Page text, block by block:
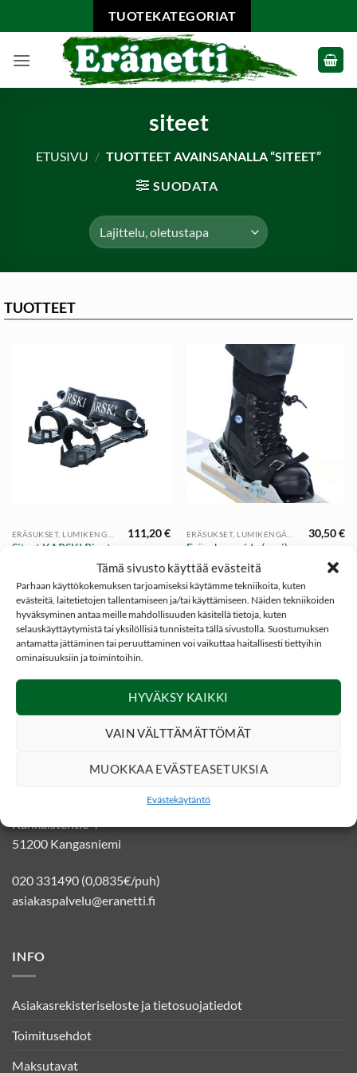
Tämä sivusto käyttää evästeitä
Parhaan käyttökokemuksen tarjoamiseksi käytämme tekniikoita, kuten
evästeitä, laitetietojen tallentamiseen ja/tai käyttämiseen. Näiden tekniikoiden
hyväksyminen antaa meille mahdollisuuden käsitellä tietoja, kuten
selauskäyttäytymistä tai yksilöllisiä tunnisteita tällä sivustolla. Suostumuksen
antamatta jättäminen tai peruuttaminen voi vaikuttaa haitallisesti tiettyihin
ominaisuuksiin ja toimintoihin.
HYVÄKSY KAIKKI
VAIN VÄLTTÄMÄTTÖMÄT
MUOKKAA EVÄSTEASETUKSIA
Evästekäytäntö
to
TUOTEKATEGORIAT
siteet
ETUSIVU / TUOTTEET AVAINSANALLA “SITEET”
SUODATA
TUOTTEET
ERÄSUKSET, LUMIKENGÄT JA TARVIKKEET
Siteet KARSKI Pivot
111,20€ ERÄSUKSET, LUMIKENGÄT JA TARVIKKEET
Eräsuksen side (pari),
KARSKI
30,50€
SOSIAALINEN MEDIA
Kankaistentie 4
51200 Kangasniemi
020 331490 (0,0835€/puh)
asiakaspalvelu@eranetti.fi
INFO
Asiakasrekisteriseloste ja tietosuojatiedot
Toimitusehdot
Maksutavat